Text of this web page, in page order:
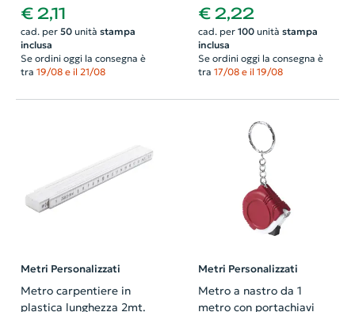
€ 2,11
cad. per 50unità stampa
inclusa
Se ordini oggi la consegna è
tra 19/08 e il 21/08
€ 2,22
cad. per 100unità stampa
inclusa
Se ordini oggi la consegna è
tra 17/08 e il 19/08
Metri Personalizzati
Metro carpentiere in
plastica lunghezza 2mt.
Metri Personalizzati
Metro a nastro da 1
metro con portachiavi